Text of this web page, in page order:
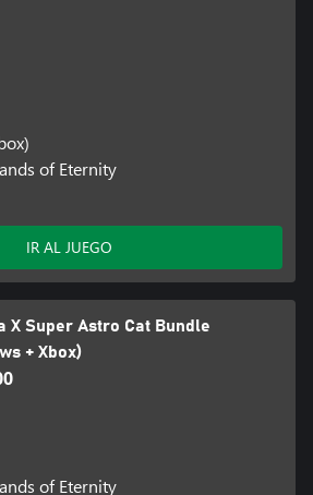
of Eternity
IR AL JUEGO
X Super Astro Cat Bundle
+ Xbox)
of Eternity